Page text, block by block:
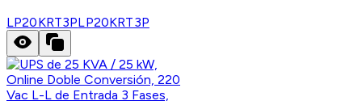
LP20KRT3PLP20KRT3P